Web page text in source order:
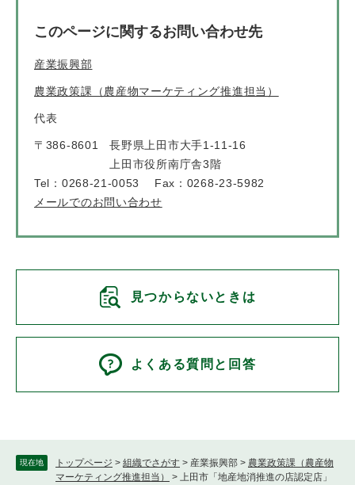
現在地 トップページ > 組織でさがす > 産業振興部 > 農業政策課（農産物
マーケティング推進担当）
> 上田市「地産地消推進の店認定店」
このページに関するお問い合わせ先
産業振興部
農業政策課（農産物マーケティング推進担当）
代表
〒386-8601
長野県上田市大手1-11-16
上田市役所南庁舎3階
Tel：0268-21-0053
Fax：0268-23-5982
メールでのお問い合わせ
見つからないときは
よくある質問と回答